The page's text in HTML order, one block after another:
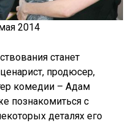
2014
станет
продюсер,
комедии – Адам
познакомиться с
деталях его